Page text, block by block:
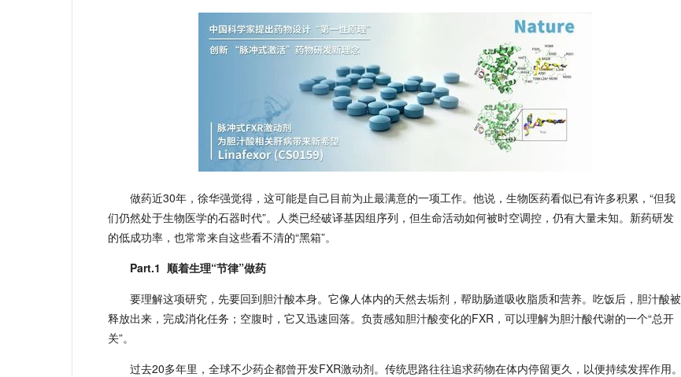
做药近30年，徐华强觉得，这可能是自己目前为止最满意的一项工作。他说，生物医药看似已有许多积累，“但我
们仍然处于生物医学的石器时代”。人类已经破译基因组序列，但生命活动如何被时空调控，仍有大量未知。新药研发
的低成功率，也常常来自这些看不清的“黑箱”。
Part.1 顺着生理“节律”做药
要理解这项研究，先要回到胆汁酸本身。它像人体内的天然去垢剂，帮助肠道吸收脂质和营养。吃饭后，胆汁酸被
释放出来，完成消化任务；空腹时，它又迅速回落。负责感知胆汁酸变化的FXR，可以理解为胆汁酸代谢的一个“总开
关”。
过去20多年里，全球不少药企都曾开发FXR激动剂。传统思路往往追求药物在体内停留更久，以便持续发挥作用。